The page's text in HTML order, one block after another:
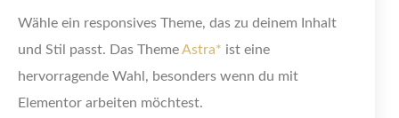
Wähle ein responsives Theme, das zu deinem Inhalt
und Stil passt. Das ThemeAstra* ist eine
hervorragende Wahl, besonders wenn du mit
Elementor arbeiten möchtest.